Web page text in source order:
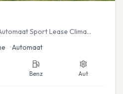
Sport Lease Clima
•Automaat
Benz Aut